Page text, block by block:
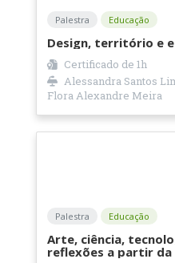
Palestra Educação
Design, território e
Certificado de 1h
Alessandra Santos
Flora Alexandre Meira
Palestra Educação
Arte, ciência,
reflexões a partir